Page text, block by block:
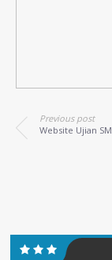
Previous post
Website Ujian